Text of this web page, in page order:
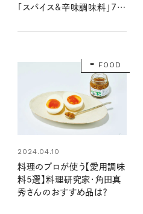
「スパイス&辛味調味料」7
逸品
FOOD
2024.04.10
料理のプロが使う【愛用調味
料5選】料理研究家・角田真
秀さんのおすすめ品は？